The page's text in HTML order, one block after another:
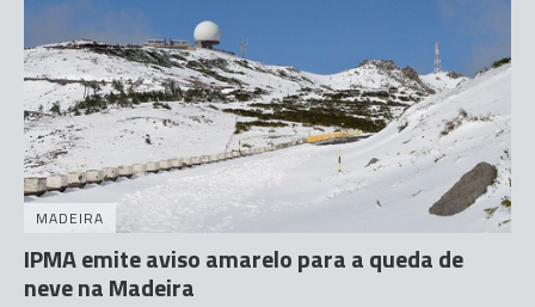
MADEIRA
IPMA emite aviso amarelo para a queda de
neve na Madeira